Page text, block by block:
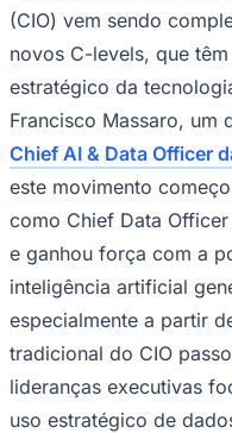
Corinthians
(CIO) vem sendo
novos C-levels, que
estratégico da
Francisco Massaro, um
Chief AI & Data Officer
este movimento
como Chief Data
e ganhou força com a
inteligência artificial
especialmente a partir
tradicional do CIO
lideranças executivas
uso estratégico de